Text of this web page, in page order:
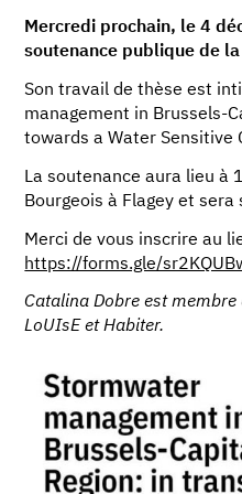
Mercredi prochain, le 4
soutenance publique de
Son travail de thèse est
management in Brussels-
towards a Water Sensitive
La soutenance aura lieu à
Bourgeois à Flagey et sera
Merci de vous inscrire au
https://forms.gle/
Catalina Dobre est
LoUIsE et Habiter.